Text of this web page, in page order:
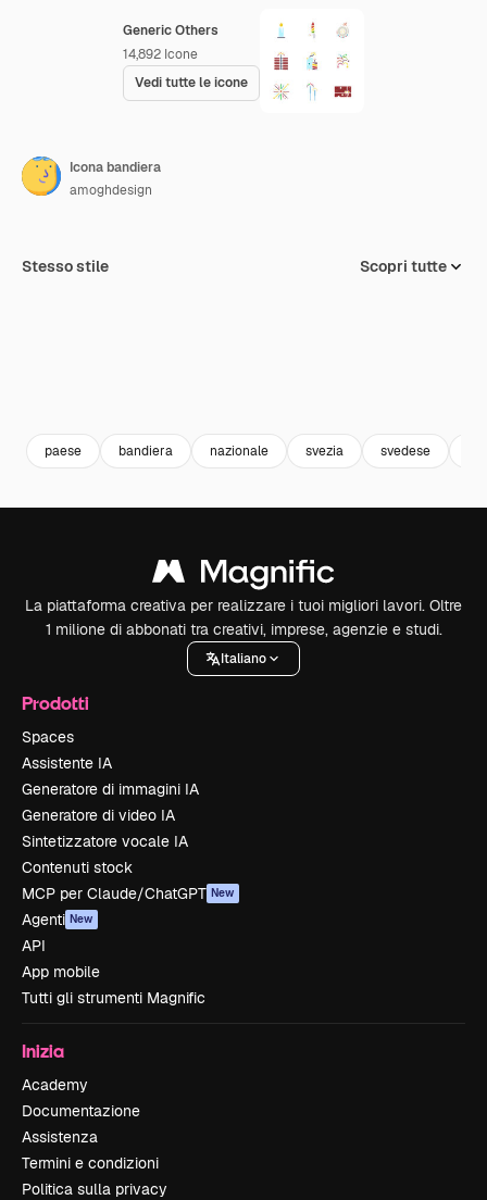
Generic Others
14,892 Icone
Vedi tutte le icone
Icona bandiera
amoghdesign
Stesso stile Scopri tutte
paese bandiera nazionale svezia svedese
La piattaforma creativa per realizzare i tuoi migliori lavori. Oltre
1 milione di abbonati tra creativi, imprese, agenzie e studi.
Italiano
Prodotti
Spaces
Assistente IA
Generatore di immagini IA
Generatore di video IA
Sintetizzatore vocale IA
Contenuti stock
MCP per Claude/ChatGPT New
Agenti New
API
App mobile
Tutti gli strumenti Magnific
Inizia
Academy
Documentazione
Assistenza
Termini e condizioni
Politica sulla privacy